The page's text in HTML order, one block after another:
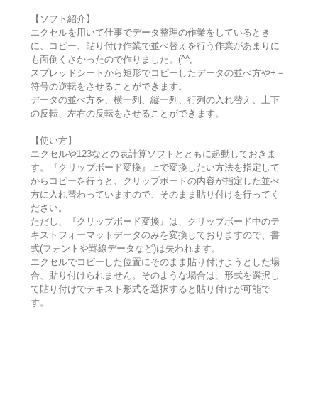
【ソフト紹介】
エクセルを用いて仕事でデータ整理の作業をしているとき
に、コピー、貼り付け作業で並べ替えを行う作業があまりに
も面倒くさかったので作りました。(^^;
スプレッドシートから矩形でコピーしたデータの並べ方や+－
符号の逆転をさせることができます。
データの並べ方を、横一列、縦一列、行列の入れ替え、上下
の反転、左右の反転をさせることができます。
【使い方】
エクセルや123などの表計算ソフトとともに起動しておきま
す。『クリップボード変換』上で変換したい方法を指定して
からコピーを行うと、クリップボードの内容が指定した並べ
方に入れ替わっていますので、そのまま貼り付けを行ってく
ださい。
ただし、『クリップボード変換』は、クリップボード中のテ
キストフォーマットデータのみを変換しておりますので、書
式(フォントや罫線データなど)は失われます。
エクセルでコピーした位置にそのまま貼り付けようとした場
合、貼り付けられません。そのような場合は、形式を選択し
て貼り付けでテキスト形式を選択すると貼り付けが可能で
す。